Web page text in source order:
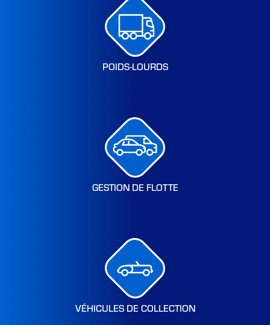
POIDS-LOURDS
GESTION DE FLOTTE
VÉHICULES DE COLLECTION